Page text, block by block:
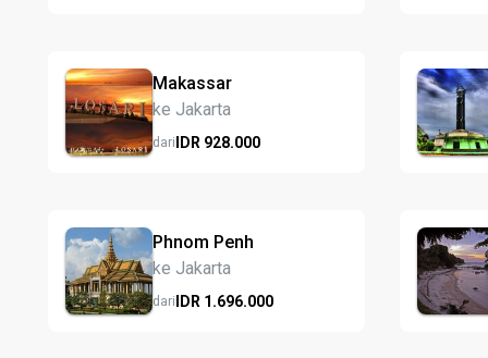
Makassar
ke Jakarta
dariIDR 928.000
Phnom Penh
ke Jakarta
dariIDR 1.696.000